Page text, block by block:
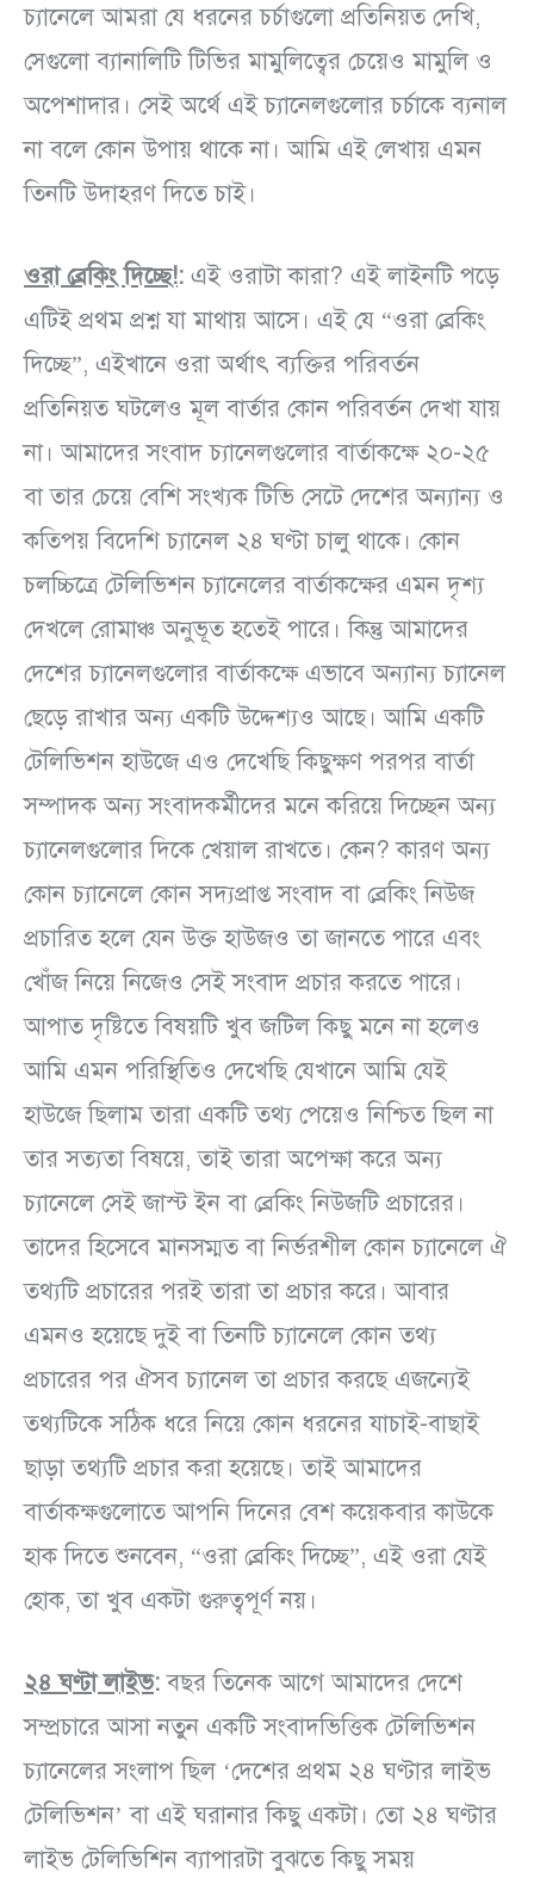
চ্যানেলে আমরা যে ধরনের চর্চাগুলো প্রতিনিয়ত দেখি,
সেগুলো ব্যানালিটি টিভির মামুলিত্বের চেয়েও মামুলি ও
অপেশাদার। সেই অর্থে এই চ্যানেলগুলোর চর্চাকে ব্যনাল
না বলে কোন উপায় থাকে না। আমি এই লেখায় এমন
তিনটি উদাহরণ দিতে চাই।
ওরা ব্রেকিং দিচ্ছে!: এই ওরাটা কারা? এই লাইনটি পড়ে
এটিই প্রথম প্রশ্ন যা মাথায় আসে। এই যে “ওরা ব্রেকিং
দিচ্ছে”, এইখানে ওরা অর্থাৎ ব্যক্তির পরিবর্তন
প্রতিনিয়ত ঘটলেও মূল বার্তার কোন পরিবর্তন দেখা যায়
না। আমাদের সংবাদ চ্যানেলগুলোর বার্তাকক্ষে ২০-২৫
বা তার চেয়ে বেশি সংখ্যক টিভি সেটে দেশের অন্যান্য ও
কতিপয় বিদেশি চ্যানেল ২৪ ঘণ্টা চালু থাকে। কোন
চলচ্চিত্রে টেলিভিশন চ্যানেলের বার্তাকক্ষের এমন দৃশ্য
দেখলে রোমাঞ্চ অনুভূত হতেই পারে। কিন্তু আমাদের
দেশের চ্যানেলগুলোর বার্তাকক্ষে এভাবে অন্যান্য চ্যানেল
ছেড়ে রাখার অন্য একটি উদ্দেশ্যও আছে। আমি একটি
টেলিভিশন হাউজে এও দেখেছি কিছুক্ষণ পরপর বার্তা
সম্পাদক অন্য সংবাদকর্মীদের মনে করিয়ে দিচ্ছেন অন্য
চ্যানেলগুলোর দিকে খেয়াল রাখতে। কেন? কারণ অন্য
কোন চ্যানেলে কোন সদ্যপ্রাপ্ত সংবাদ বা ব্রেকিং নিউজ
প্রচারিত হলে যেন উক্ত হাউজও তা জানতে পারে এবং
খোঁজ নিয়ে নিজেও সেই সংবাদ প্রচার করতে পারে।
আপাত দৃষ্টিতে বিষয়টি খুব জটিল কিছু মনে না হলেও
আমি এমন পরিস্থিতিও দেখেছি যেখানে আমি যেই
হাউজে ছিলাম তারা একটি তথ্য পেয়েও নিশ্চিত ছিল না
তার সত্যতা বিষয়ে, তাই তারা অপেক্ষা করে অন্য
চ্যানেলে সেই জাস্ট ইন বা ব্রেকিং নিউজটি প্রচারের।
তাদের হিসেবে মানসম্মত বা নির্ভরশীল কোন চ্যানেলে ঐ
তথ্যটি প্রচারের পরই তারা তা প্রচার করে। আবার
এমনও হয়েছে দুই বা তিনটি চ্যানেলে কোন তথ্য
প্রচারের পর ঐসব চ্যানেল তা প্রচার করছে এজন্যেই
তথ্যটিকে সঠিক ধরে নিয়ে কোন ধরনের যাচাই-বাছাই
ছাড়া তথ্যটি প্রচার করা হয়েছে। তাই আমাদের
বার্তাকক্ষগুলোতে আপনি দিনের বেশ কয়েকবার কাউকে
হাক দিতে শুনবেন, “ওরা ব্রেকিং দিচ্ছে”, এই ওরা যেই
হোক, তা খুব একটা গুরুত্বপূর্ণ নয়।
২৪ ঘণ্টা লাইভ: বছর তিনেক আগে আমাদের দেশে
সম্প্রচারে আসা নতুন একটি সংবাদভিত্তিক টেলিভিশন
চ্যানেলের সংলাপ ছিল ‘দেশের প্রথম ২৪ ঘণ্টার লাইভ
টেলিভিশন’ বা এই ঘরানার কিছু একটা। তো ২৪ ঘণ্টার
লাইভ টেলিভিশিন ব্যাপারটা বুঝতে কিছু সময়